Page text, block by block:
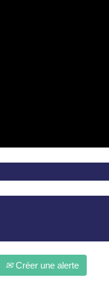
Créer une alerte